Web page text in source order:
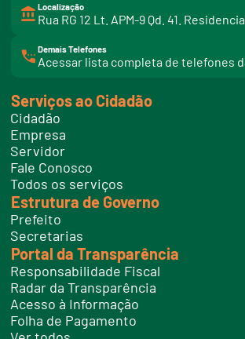
Localização
Rua RG 12 Lt. APM-9 Qd. 41.
Demais Telefones
Acessar lista completa de telefones
i
t
e
l
f
o
e
s
Serviços ao Cidadão
Cidadão
Empresa
Servidor
Fale Conosco
Todos os serviços
Estrutura de Governo
Prefeito
Secretarias
Portal da Transparência
Responsabilidade Fiscal
Radar da Transparência
Acesso à Informação
Folha de Pagamento